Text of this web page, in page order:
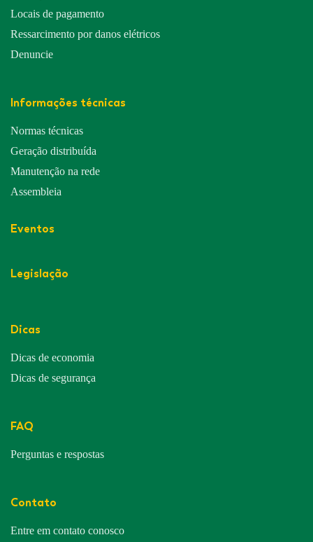
Locais de pagamento
Ressarcimento por danos elétricos
Denuncie
Informações técnicas
Normas técnicas
Geração distribuída
Manutenção na rede
Assembleia
Eventos
Legislação
Dicas
Dicas de economia
Dicas de segurança
FAQ
Perguntas e respostas
Contato
Entre em contato conosco